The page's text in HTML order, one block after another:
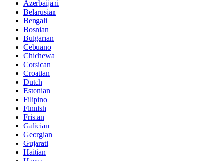
Azerbaijani
Belarusian
Bengali
Bosnian
Bulgarian
Cebuano
Chichewa
Corsican
Croatian
Dutch
Estonian
Filipino
Finnish
Frisian
Galician
Georgian
Gujarati
Haitian